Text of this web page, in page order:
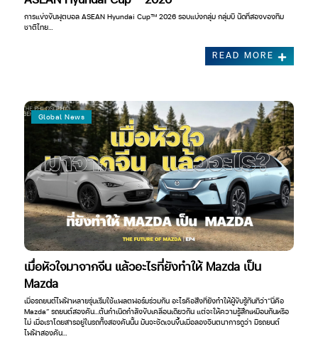
การแข่งขันฟุตบอล ASEAN Hyundai Cup™ 2026 รอบแบ่งกลุ่ม กลุ่มบี นัดที่สองของทีม
ชาติไทย…
READ MORE
Global News
เมื่อหัวใจมาจากจีน แล้วอะไรที่ยังทำให้ Mazda เป็น
Mazda
เมื่อรถยนต์ไฟฟ้าหลายรุ่นเริ่มใช้แพลตฟอร์มร่วมกัน อะไรคือสิ่งที่ยังทำให้ผู้ขับรู้ทันทีว่า“นี่คือ
Mazda” รถยนต์สองคัน…ต้นกำเนิดกำลังขับเคลื่อนเดียวกัน แต่จะให้ความรู้สึกเหมือนกันหรือ
ไม่ เมื่อเราโดยสารอยู่ในรถทั้งสองคันนั้น มันจะชัดเจนขึ้นเมื่อลองจินตนาการดูว่า มีรถยนต์
ไฟฟ้าสองคัน…